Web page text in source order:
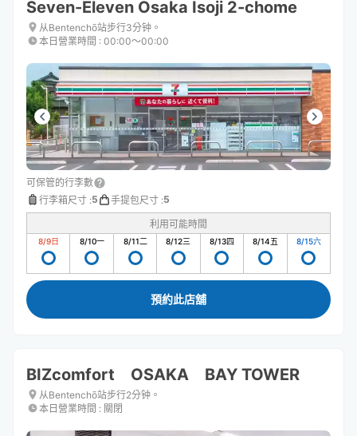
Seven-Eleven Osaka Isoji 2-chome
从Bentenchō站步行3分钟。
本日營業時間 : 00:00〜00:00
可保管的行李數
行李箱尺寸 :5 手提包尺寸 :5
利用可能時間
8/9日 8/10一 8/11二 8/12三 8/13四 8/14五 8/15六
預約此店舖
BIZcomfort OSAKA BAY TOWER
从Bentenchō站步行2分钟。
本日營業時間 : 關閉